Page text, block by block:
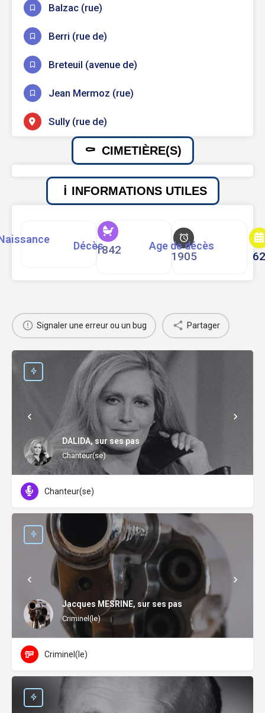
Balzac (rue)
Berri (rue de)
Breteuil (avenue de)
Jean Mermoz (rue)
Sully (rue de)
CIMETIÈRE(S)
INFORMATIONS UTILES
1842
Décès
1905
Age de décès
Signaler une erreur ou un bug Partager
DALIDA, sur ses pas
Chanteur(se)
Chanteur(se)
Jacques MESRINE, sur ses pas
Criminel(le)
Criminel(le)